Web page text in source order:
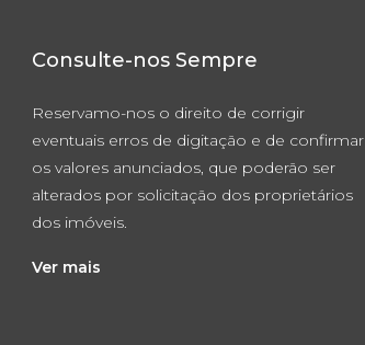
Consulte-nos Sempre
Reservamo-nos o direito de corrigir
eventuais erros de digitação e de confirmar
os valores anunciados, que poderão ser
alterados por solicitação dos proprietários
dos imóveis.
Ver mais